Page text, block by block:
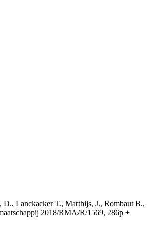
Lanckacker T., Matthijs, J., Rombaut B.,
2018/RMA/R/1569, 286p +